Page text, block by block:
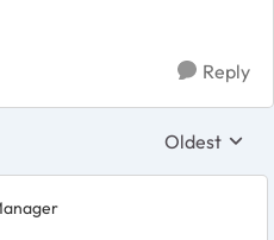
Reply
Replies
Oldest